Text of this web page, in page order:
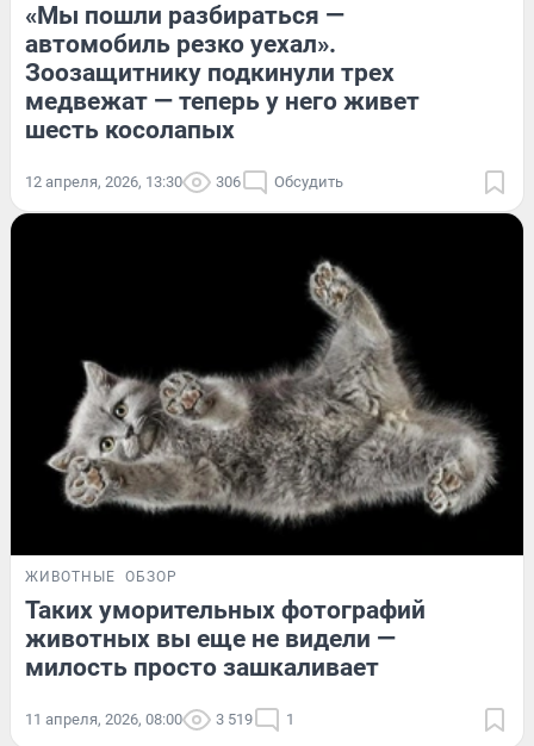
«Мы пошли разбираться —
автомобиль резко уехал».
Зоозащитнику подкинули трех
медвежат — теперь у него живет
шесть косолапых
12 апреля, 2026, 13:30 306 Обсудить
ЖИВОТНЫЕ ОБЗОР
Таких уморительных фотографий
животных вы еще не видели —
милость просто зашкаливает
11 апреля, 2026, 08:00 3 519 1